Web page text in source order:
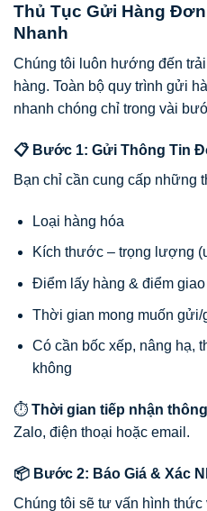
Thủ Tục Gửi Hàng
Nhanh
Chúng tôi luôn hướng đến
hàng. Toàn bộ quy trình gửi
nhanh chóng chỉ trong vài
📋 Bước 1: Gửi Thông Tin
Bạn chỉ cần cung cấp những
Loại hàng hóa
Kích thước – trọng lượng
Điểm lấy hàng & điểm giao
Thời gian mong muốn gửi/
Có cần bốc xếp, nâng hạ,
không
⏱ Thời gian tiếp nhận
Zalo, điện thoại hoặc email.
📦 Bước 2: Báo Giá & Xác
Chúng tôi sẽ tư vấn hình